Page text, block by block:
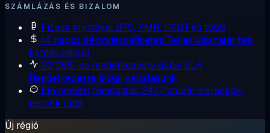
SZÁMLÁZÁS ÉS BIZALOM
Fizess kriptóval BTC, XMR, USDT és több
14 napos pénzvisszafizetés Teljes visszatérítés,
kérdés nélkül
99,95%-os rendelkezésre állási SLA
Rendelkezésre állási vállalásunk
Élő emberi támogatás 24/7Valódi mérnökök,
percek alatt
Új régió